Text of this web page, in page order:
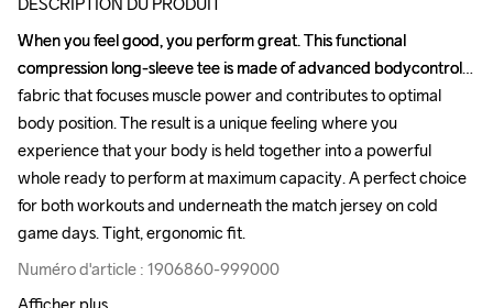
When you feel good, you perform great. This functional
compression long-sleeve tee is made of advanced bodycontrol
fabric that focuses muscle power and contributes to optimal
body position. The result is a unique feeling where you
experience that your body is held together into a powerful
whole ready to perform at maximum capacity. A perfect choice
for both workouts and underneath the match jersey on cold
game days. Tight, ergonomic fit.
Numéro d'article : 1906860-999000
When you feel good, you perform great. This functional
compression long-sleeve tee is made of advanced bodycontrol
fabric that focuses muscle power and contributes to optimal
body position. The result is a unique feeling where you
experience that your body is held together into a powerful
whole ready to perform at maximum capacity. A perfect choice
for both workouts and underneath the match jersey on cold
game days. Tight, ergonomic fit.
Numéro d'article : 1906860-999000